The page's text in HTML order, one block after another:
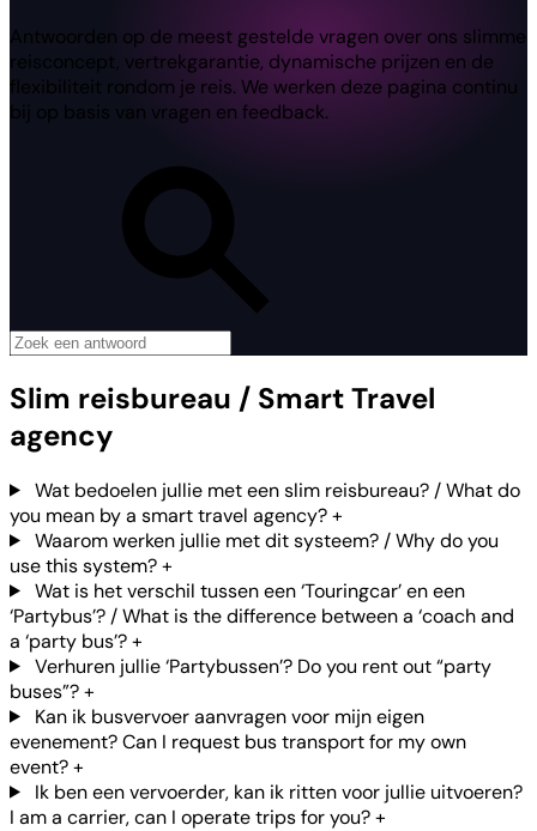
Antwoorden op de meest gestelde vragen over ons slimme
reisconcept, vertrekgarantie, dynamische prijzen en de
flexibiliteit rondom je reis. We werken deze pagina continu
bij op basis van vragen en feedback.
Slim reisbureau / Smart Travel
agency
Wat bedoelen jullie met een slim reisbureau? / What do
you mean by a smart travel agency?+
Waarom werken jullie met dit systeem? / Why do you
use this system?+
Wat is het verschil tussen een ‘Touringcar’ en een
‘Partybus’? / What is the difference between a ‘coach and
a ‘party bus’?+
Verhuren jullie ‘Partybussen’? Do you rent out “party
buses”?+
Kan ik busvervoer aanvragen voor mijn eigen
evenement? Can I request bus transport for my own
event?+
Ik ben een vervoerder, kan ik ritten voor jullie uitvoeren?
I am a carrier, can I operate trips for you?+